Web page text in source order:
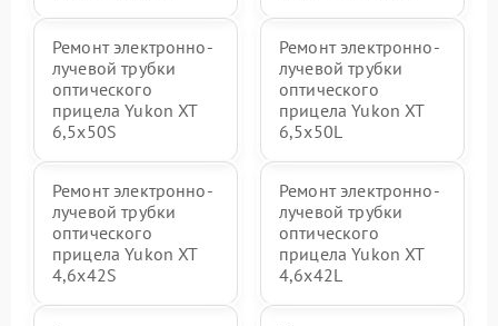
Ремонт электронно-
лучевой трубки
оптического
прицела Yukon XT
6,5x50S
Ремонт электронно-
лучевой трубки
оптического
прицела Yukon XT
6,5x50L
Ремонт электронно-
лучевой трубки
оптического
прицела Yukon XT
4,6x42S
Ремонт электронно-
лучевой трубки
оптического
прицела Yukon XT
4,6x42L